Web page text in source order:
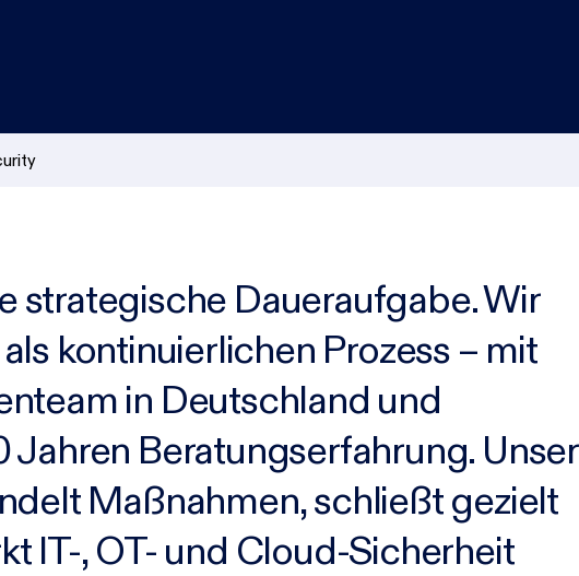
strategische Daueraufgabe. Wir
kontinuierlichen Prozess – mit
in Deutschland und
Beratungserfahrung. Unser
Maßnahmen, schließt gezielt
IT-, OT- und Cloud-Sicherheit